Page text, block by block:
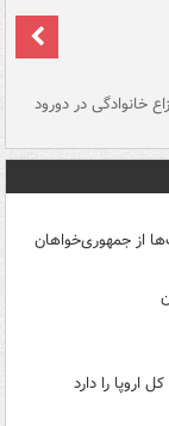
خانوادگی در دورود
از جمهوری‌خواهان
اروپا را دارد